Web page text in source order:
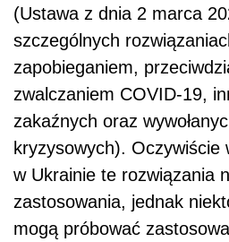
(Ustawa z dnia 2 marca
szczególnych
zapobieganiem,
zwalczaniem COVID-19,
zakaźnych oraz
kryzysowych). Oczywiście
w Ukrainie te rozwiązania
zastosowania, jednak
mogą próbować